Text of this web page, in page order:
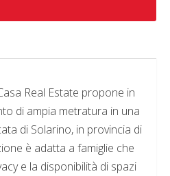
Real Estate propone in
di ampia metratura in una
di Solarino, in provincia di
è adatta a famiglie che
e la disponibilità di spazi